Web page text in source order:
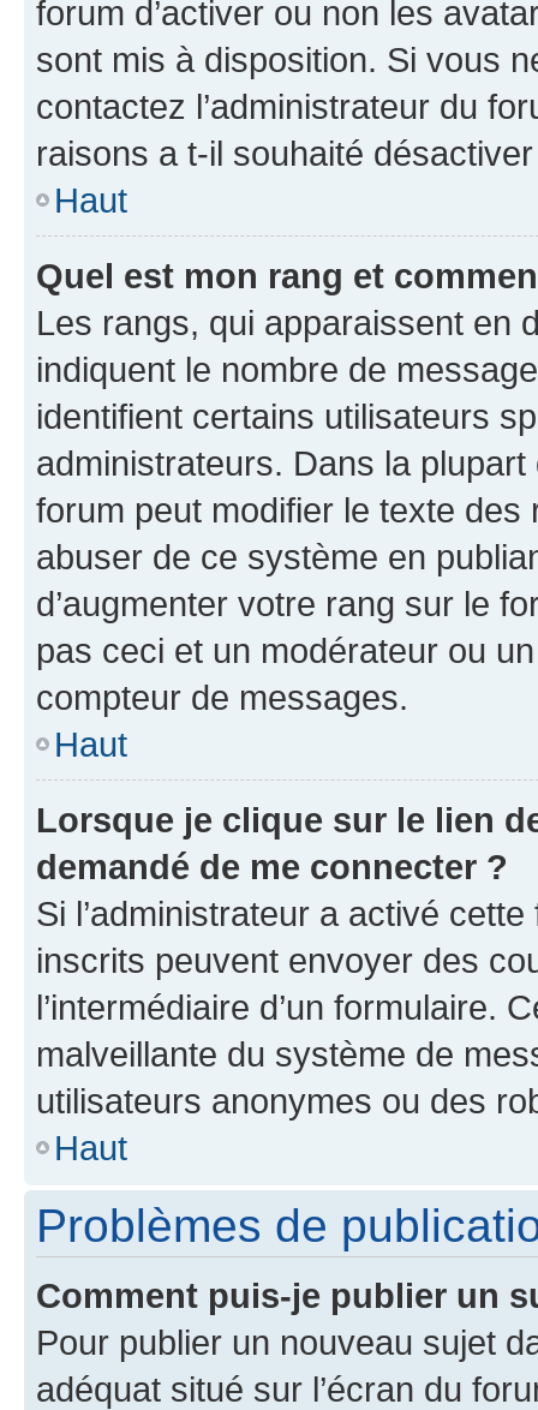
forum d’activer ou non les
sont mis à disposition. Si vous
contactez l’administrateur du
raisons a t-il souhaité
Haut
Quel est mon rang et
Les rangs, qui apparaissent en
indiquent le nombre de
identifient certains utilisateurs
administrateurs. Dans la
forum peut modifier le texte
abuser de ce système en
d’augmenter votre rang sur le
pas ceci et un modérateur ou
compteur de messages.
Haut
Lorsque je clique sur le lien
demandé de me connecter ?
Si l’administrateur a activé
inscrits peuvent envoyer des
l’intermédiaire d’un formulaire.
malveillante du système de
utilisateurs anonymes ou des
Haut
Problèmes de
Comment puis-je publier un
Pour publier un nouveau sujet
adéquat situé sur l’écran du